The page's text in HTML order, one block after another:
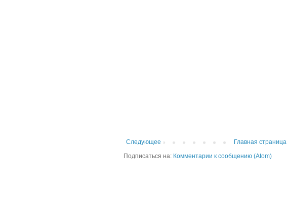
Следующее
Главная страница
Подписаться на: Комментарии к сообщению (Atom)